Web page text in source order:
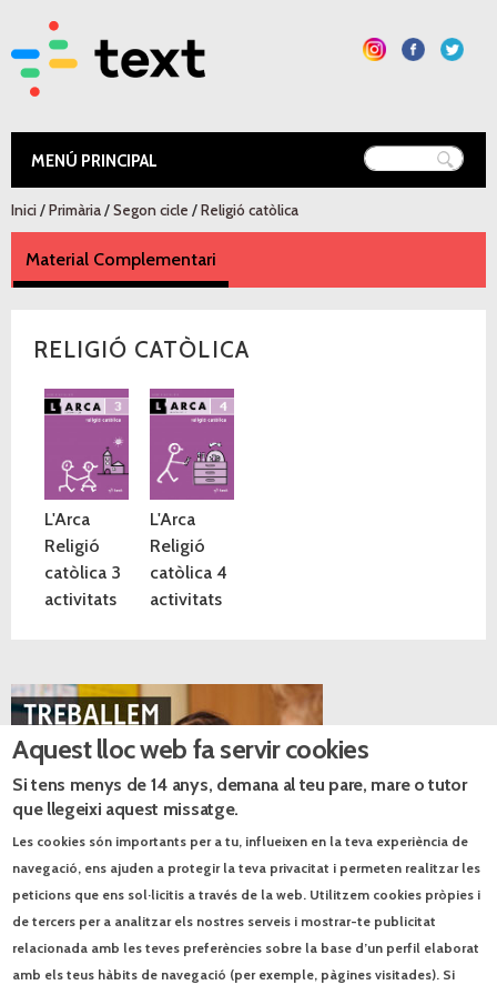
contingut
Text Educació
Esteu aquí
Inici/Primària/Segon cicle /Religió catòlica
Material Complementari
RELIGIÓ CATÒLICA
L'Arca
Religió
catòlica 3
activitats
L'Arca
Religió
catòlica 4
activitats
Catàlegs PDF
Aquest lloc web fa servir cookies
Si tens menys de 14 anys, demana al teu pare, mare o tutor
que llegeixi aquest missatge.
Les cookies són importants per a tu, influeixen en la teva experiència de
navegació, ens ajuden a protegir la teva privacitat i permeten realitzar les
peticions que ens sol·licitis a través de la web. Utilitzem cookies pròpies i
de tercers per a analitzar els nostres serveis i mostrar-te publicitat
relacionada amb les teves preferències sobre la base d’un perfil elaborat
amb els teus hàbits de navegació (per exemple, pàgines visitades). Si